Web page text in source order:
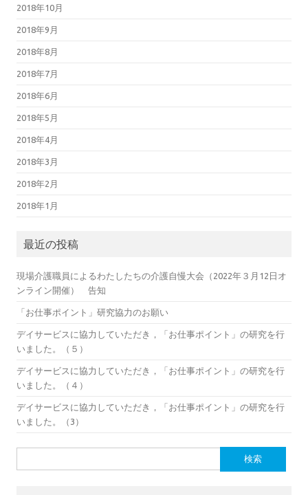
2018年10月
2018年9月
2018年8月
2018年7月
2018年6月
2018年5月
2018年4月
2018年3月
2018年2月
2018年1月
最近の投稿
現場介護職員によるわたしたちの介護自慢大会（2022年３月12日オ
ンライン開催） 告知
「お仕事ポイント」研究協力のお願い
デイサービスに協力していただき，「お仕事ポイント」の研究を行
いました。（５）
デイサービスに協力していただき，「お仕事ポイント」の研究を行
いました。（４）
デイサービスに協力していただき，「お仕事ポイント」の研究を行
いました。（3）
索: